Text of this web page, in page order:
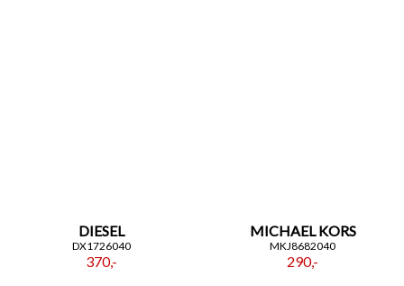
DIESEL
DX1726040
370,-
MICHAEL KORS
MKJ8682040
290,-